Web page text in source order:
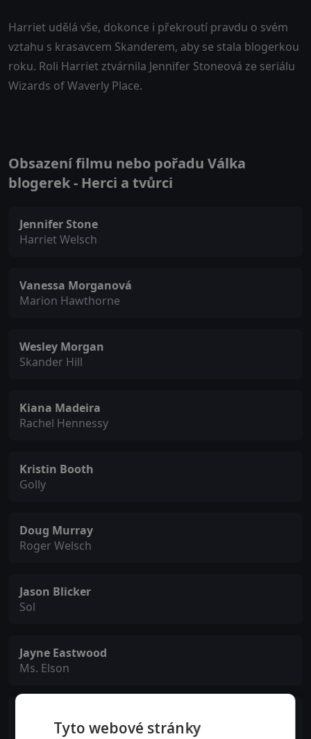
Harriet udělá vše, dokonce i překroutí pravdu o svém
vztahu s krasavcem Skanderem, aby se stala blogerkou
roku. Roli Harriet ztvárnila Jennifer Stoneová ze seriálu
Wizards of Waverly Place.
Obsazení filmu nebo pořadu Válka
blogerek - Herci a tvůrci
Jennifer Stone
Harriet Welsch
Vanessa Morganová
Marion Hawthorne
Wesley Morgan
Skander Hill
Kiana Madeira
Rachel Hennessy
Kristin Booth
Golly
Doug Murray
Roger Welsch
Jason Blicker
Sol
Jayne Eastwood
Ms. Elson
Beth EllenTyto webové stránky